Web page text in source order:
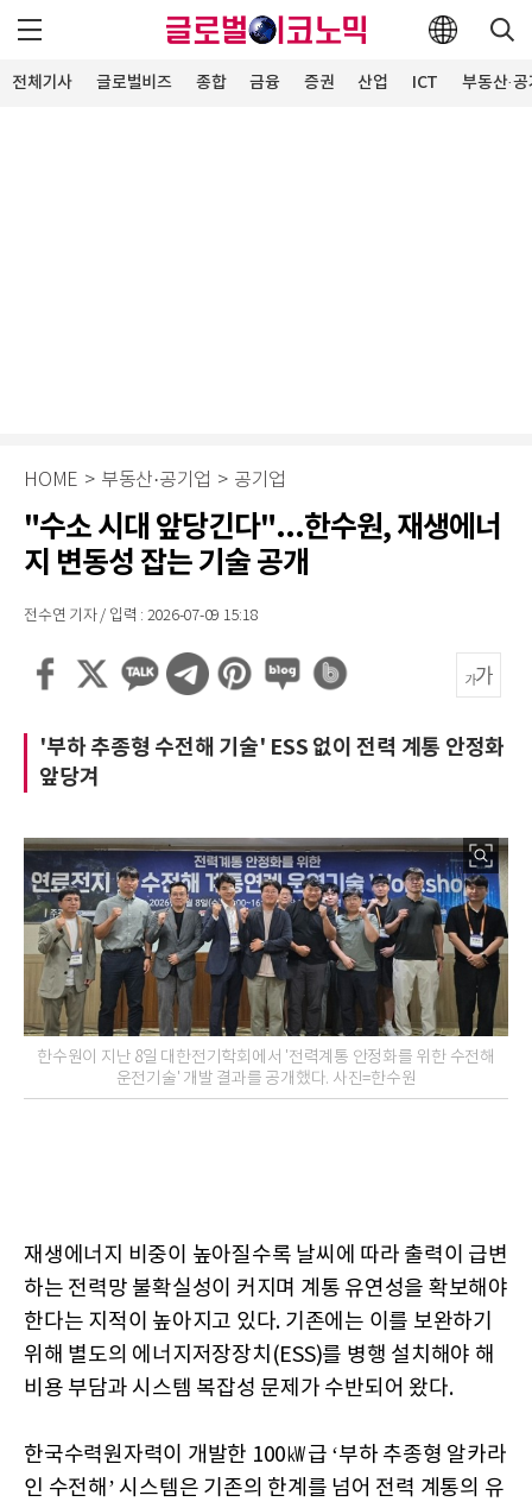
전체기사 글로벌비즈 종합 금융 증권 산업 ICT 부동산·
HOME > 부동산·공기업 > 공기업
"수소 시대 앞당긴다"...한수원, 재생에너
지 변동성 잡는 기술 공개
전수연 기자 / 입력 : 2026-07-09 15:18
'부하 추종형 수전해 기술' ESS 없이 전력 계통 안정화
앞당겨
한수원이 지난 8일 대한전기학회에서 '전력계통 안정화를 위한 수전해
운전기술' 개발 결과를 공개했다. 사진=한수원
재생에너지 비중이 높아질수록 날씨에 따라 출력이 급변
하는 전력망 불확실성이 커지며 계통 유연성을 확보해야
한다는 지적이 높아지고 있다. 기존에는 이를 보완하기
위해 별도의 에너지저장장치(ESS)를 병행 설치해야 해
비용 부담과 시스템 복잡성 문제가 수반되어 왔다.
한국수력원자력이 개발한 100㎾급 ‘부하 추종형 알카라
인 수전해’ 시스템은 기존의 한계를 넘어 전력 계통의 유